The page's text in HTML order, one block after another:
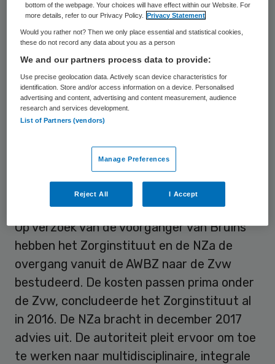
aangeboren hersenletsel en mensen met
een verstandelijke beperking. De zorg
wordt bij voorkeur thuis of in eigen
omgeving geleverd, en anders in het
eerstelijnsverblijf (ELV) of de geriatrische
revalidatiezorg (GRZ). De aanvullende zorg
draagt bij dat mensen langer zelfstandig
ziekenhuisopnames en ontlast de huisarts.
Multidisciplinaire bekostiging
Op verzoek van de voorganger van Bruins
hebben het Zorginstituut en de NZa de
overgang vanuit de AWBZ naar de Zvw
bestudeerd. De kosten passen prima onder
de Zvw, concludeerde het Zorginstituut al
in 2016. De NZa bracht in december 2017
advies uit. De autoriteit pleit ervoor om toe
te werken naar multidisciplinaire, integrale
bottom of the webpage. Your choices will have effect within our Website. For
more details, refer to our Privacy Policy.
Privacy Statement
Would you rather not? Then we only place essential and statistical cookies,
these do not record any data about you as a person
We and our partners process data to provide:
Use precise geolocation data. Actively scan device characteristics for
identification. Store and/or access information on a device. Personalised
advertising and content, advertising and content measurement, audience
research and services development.
List of Partners (vendors)
Manage Preferences
Reject All I Accept